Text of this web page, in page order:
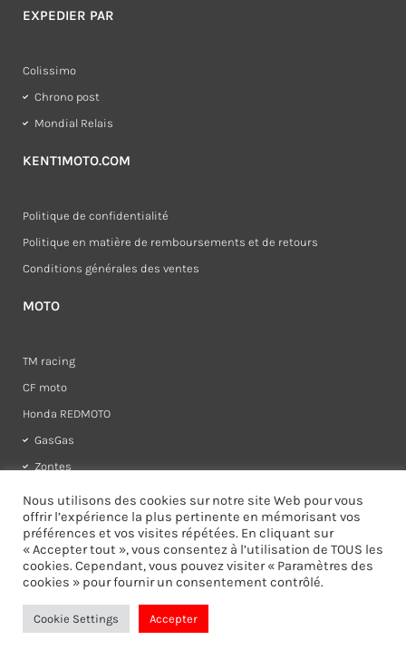
MOTO
TM racing
CF moto
Honda REDMOTO
GasGas
Zontes
KENT1MOTO.COM
Politique de confidentialité
Politique en matière de remboursements et de retours
Conditions générales des ventes
EXPEDIER PAR
Colissimo
Chrono post
Mondial Relais
Nous utilisons des cookies sur notre site Web pour vous
offrir l’expérience la plus pertinente en mémorisant vos
préférences et vos visites répétées. En cliquant sur
« Accepter tout », vous consentez à l’utilisation de TOUS les
cookies. Cependant, vous pouvez visiter « Paramètres des
cookies » pour fournir un consentement contrôlé.
Cookie Settings Accepter